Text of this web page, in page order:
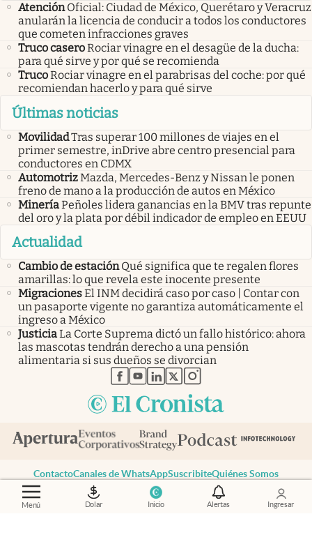
Menú Dolar Inicio Alertas Ingresar
Atención Oficial: Ciudad de México, Querétaro y Veracruz
anularán la licencia de conducir a todos los conductores
que cometen infracciones graves
Truco caseroRociar vinagre en el desagüe de la ducha:
para qué sirve y por qué se recomienda
TrucoRociar vinagre en el parabrisas del coche: por qué
recomiendan hacerlo y para qué sirve
Últimas noticias
MovilidadTras superar 100 millones de viajes en el
primer semestre, inDrive abre centro presencial para
conductores en CDMX
AutomotrizMazda, Mercedes-Benz y Nissan le ponen
freno de mano a la producción de autos en México
MineríaPeñoles lidera ganancias en la BMV tras repunte
del oro y la plata por débil indicador de empleo en EEUU
Actualidad
Cambio de estación Qué significa que te regalen flores
amarillas: lo que revela este inocente presente
MigracionesEl INM decidirá caso por caso | Contar con
un pasaporte vigente no garantiza automáticamente el
ingreso a México
JusticiaLa Corte Suprema dictó un fallo histórico: ahora
las mascotas tendrán derecho a una pensión
alimentaria si sus dueños se divorcian
abre en nueva pestaña
abre en nueva pestaña
abre en nueva pestaña
abre en nueva pestaña
abre en nueva pestaña
ContactoCanales de WhatsAppSuscribiteQuiénes Somos
Portal de ProveedoresTrabajá con nosotros